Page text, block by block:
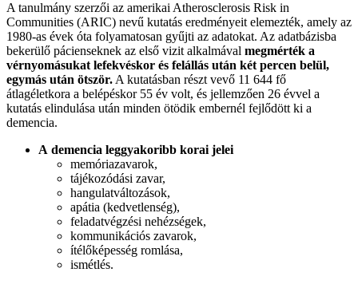
A tanulmány szerzői az amerikai Atherosclerosis Risk in
Communities (ARIC) nevű kutatás eredményeit elemezték, amely az
1980-as évek óta folyamatosan gyűjti az adatokat. Az adatbázisba
bekerülő pácienseknek az első vizit alkalmával megmérték a
vérnyomásukat lefekvéskor és felállás után két percen belül,
egymás után ötször. A kutatásban részt vevő 11 644 fő
átlagéletkora a belépéskor 55 év volt, és jellemzően 26 évvel a
kutatás elindulása után minden ötödik embernél fejlődött ki a
demencia.
A demencia leggyakoribb korai jelei
memóriazavarok,
tájékozódási zavar,
hangulatváltozások,
apátia (kedvetlenség),
feladatvégzési nehézségek,
kommunikációs zavarok,
ítélőképesség romlása,
ismétlés.